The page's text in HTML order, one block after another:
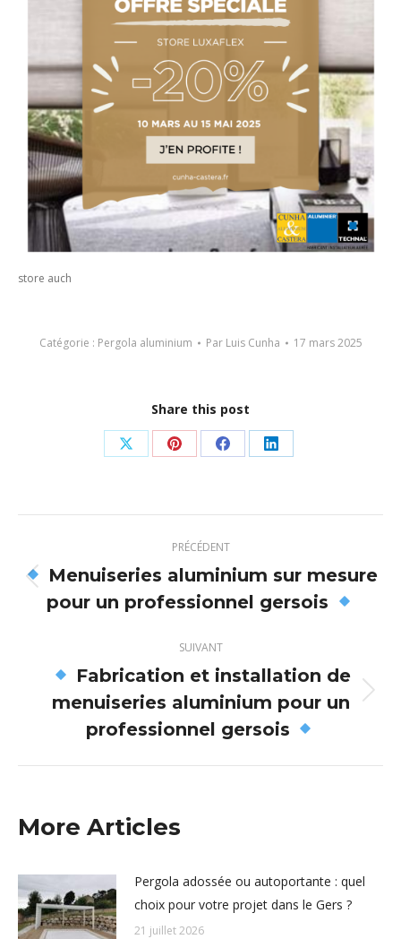
store auch
Catégorie : Pergola aluminium Par Luis Cunha 17 mars 2025
Share this post
Partager
X
Partager
Pinterest
Partager
Facebook
Partager
LinkedIn
article
PRÉCÉDENT
Article
précédent
Menuiseries aluminium sur mesure
pour un professionnel gersois
SUIVANT
Article
suivant
Fabrication et installation de
menuiseries aluminium pour un
professionnel gersois
More Articles
Pergola adossée ou autoportante : quel
choix pour votre projet dans le Gers ?
21 juillet 2026